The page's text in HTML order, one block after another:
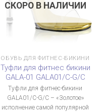
СКОРО В НАЛИЧИИ
ОБУВЬ ДЛЯ ФИТНЕС-БИКИНИ
Туфли для фитнес бикини
GALA-01 GALA01/C-G/C
Туфли для фитнес-бикини
GALA01/C-G/C – «Золотое»
исполнение самой популярной